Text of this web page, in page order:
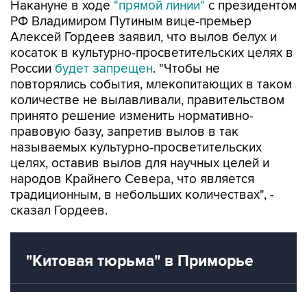
Алексей Гордеев заявил, что вылов белух и
косаток в культурно-просветительских целях в
Россиибудет запрещен. "Чтобы не
повторялись события, млекопитающих в таком
количестве не вылавливали, правительством
принято решение изменить нормативно-
правовую базу, запретив вылов в так
называемых культурно-просветительских
целях, оставив вылов для научных целей и
народов Крайнего Севера, что является
традиционным, в небольших количествах", -
сказал Гордеев.
"Китовая тюрьма" в Приморье